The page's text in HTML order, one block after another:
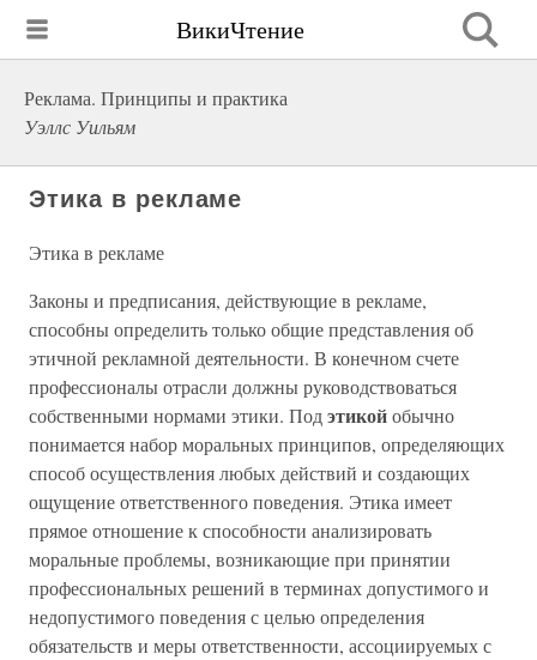
ВикиЧтение
Реклама. Принципы и практика
Уэллс Уильям
Этика в рекламе
Этика в рекламе
Законы и предписания, действующие в рекламе,
способны определить только общие представления об
этичной рекламной деятельности. В конечном счете
профессионалы отрасли должны руководствоваться
собственными нормами этики. Подэтикойобычно
понимается набор моральных принципов, определяющих
способ осуществления любых действий и создающих
ощущение ответственного поведения. Этика имеет
прямое отношение к способности анализировать
моральные проблемы, возникающие при принятии
профессиональных решений в терминах допустимого и
недопустимого поведения с целью определения
обязательств и меры ответственности, ассоциируемых с